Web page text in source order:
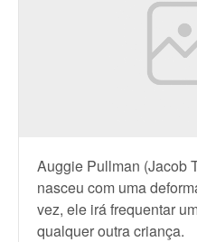
Auggie Pullman (Jacob
nasceu com uma
vez, ele irá frequentar
qualquer outra criança.